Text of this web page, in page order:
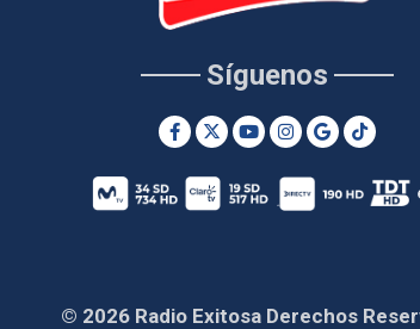
Síguenos
© 2026 Radio Exitosa Derechos